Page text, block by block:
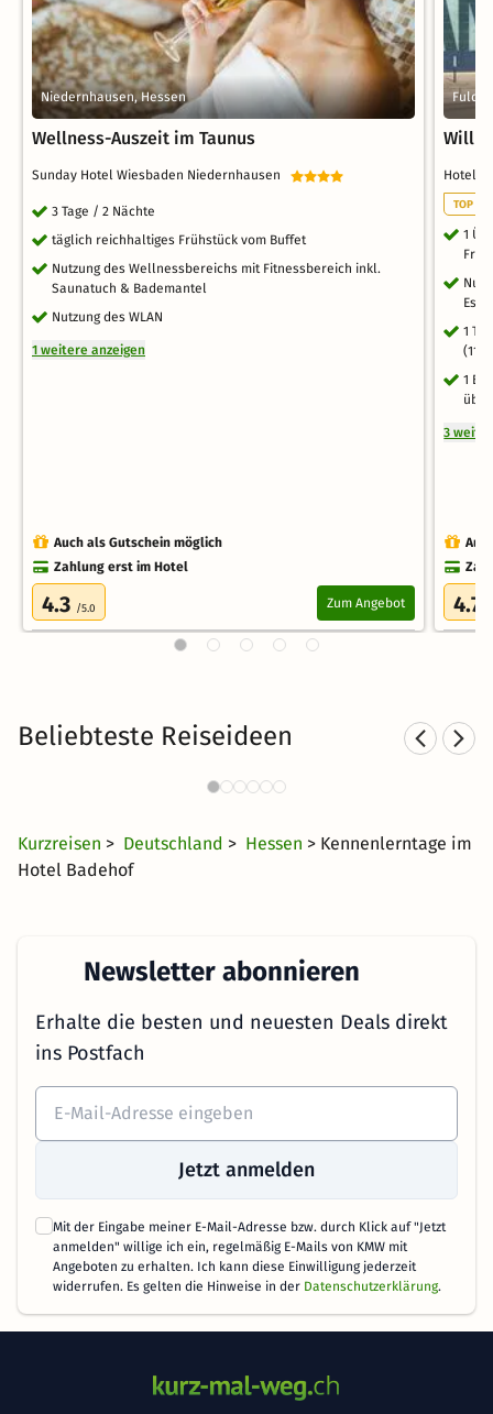
Niedernhausen, Hessen
Wellness-Auszeit im Taunus
Sunday Hotel Wiesbaden Niedernhausen
3 Tage / 2 Nächte
täglich reichhaltiges Frühstück vom Buffet
Nutzung des Wellnessbereichs mit Fitnessbereich inkl.
Saunatuch & Bademantel
Nutzung des WLAN
1 weitere anzeigen
Auch als Gutschein möglich
Zahlung erst im Hotel
4.3 /5.0 Zum Angebot
Fulda,
Hotel
TOP
1
1
1
3
4.7
Beliebteste Reiseideen
Wellnesshotels in Bad
Kurzreisen > Deutschland > Hessen > Kennenlerntage im
Hotel Badehof
Newsletter abonnieren
Erhalte die besten und neuesten Deals direkt
ins Postfach
Jetzt anmelden
Mit der Eingabe meiner E-Mail-Adresse bzw. durch Klick auf "Jetzt
anmelden" willige ich ein, regelmäßig E-Mails von KMW mit
Angeboten zu erhalten. Ich kann diese Einwilligung jederzeit
widerrufen. Es gelten die Hinweise in der Datenschutzerklärung.